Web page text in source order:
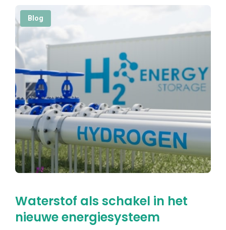
Blog
Waterstof als schakel in het
nieuwe energiesysteem